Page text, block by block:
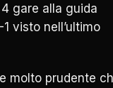
gare alla guida
visto nell’ultimo
molto prudente